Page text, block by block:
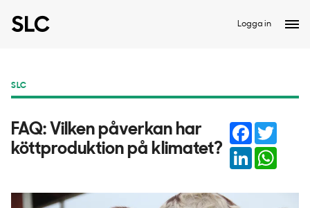
Logga in
SLC
FAQ: Vilken påverkan har
köttproduktion på klimatet?
Facebook
LinkedIn